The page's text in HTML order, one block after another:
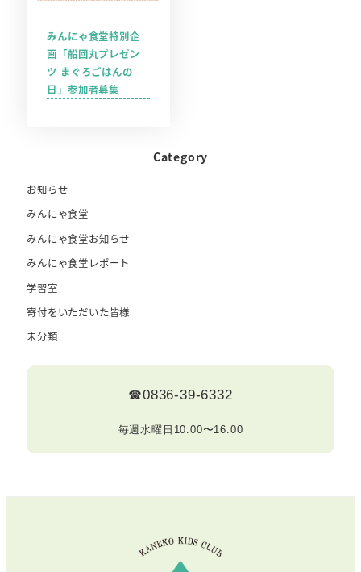
みんにゃ食堂特別企
画「船団丸プレゼン
ツ まぐろごはんの
日」参加者募集
Category
お知らせ
みんにゃ食堂
みんにゃ食堂お知らせ
みんにゃ食堂レポート
学習室
寄付をいただいた皆様
未分類
☎0836-39-6332
毎週水曜日10:00〜16:00